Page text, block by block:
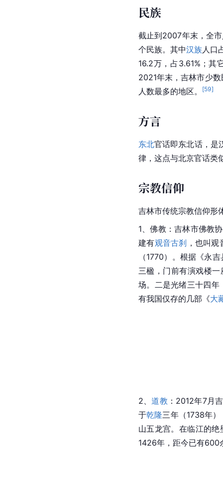
民族
截止到2007年末，全
个民族。其中汉族人口
16.2万，占3.61%；其
2021年末，吉林市少
人数最多的地区。
[59]
方言
东北官话即东北话，是
律，这点与北京官话类
宗教信仰
吉林市传统宗教信仰形
1、佛教：吉林市佛教
建有观音古刹 ，也叫观
（1770）。根据《永
三楹，门前有演戏楼
场。二是光绪三十四年
有我国仅存的几部《大
2、道教 ：2012年7月
于乾隆三年（1738年
山五龙宫。在临江的绝
1426年，距今已有600